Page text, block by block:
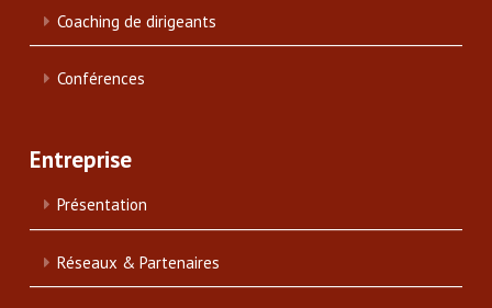
Coaching de dirigeants
Conférences
Entreprise
Présentation
Réseaux & Partenaires